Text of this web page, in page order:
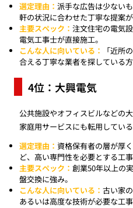
選定理由：派手な広告は少ない
軒の状況に合わせた丁寧な提案が
主要スペック：注文住宅の電気
電気工事士が直接施工。
こんな人に向いている：
「近所
合える丁寧な業者を探している
4位：大興電気
公共施設やオフィスビルなどの
家庭用サービスにも転用している
選定理由：資格保有者の層が厚
ど、高い専門性を必要とする工
主要スペック：創業50年以上の
盤交換に強み。
こんな人に向いている：古い家
あるいは高度な技術が必要な工